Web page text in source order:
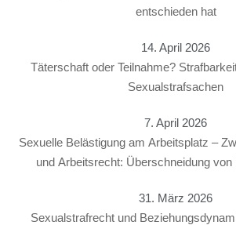
entschieden hat
14. April 2026
Täterschaft oder Teilnahme?
Sexualstrafsachen
7. April 2026
Sexuelle Belästigung am Arbeitsplatz –
und Arbeitsrecht: Überschneidung von
31. März 2026
Sexualstrafrecht und